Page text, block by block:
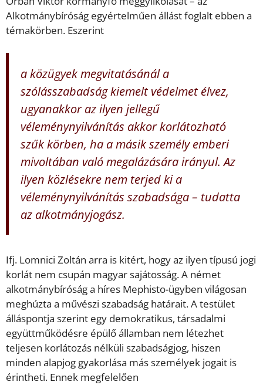
Alkotmánybíróság egyértelműen állást foglalt ebben a
témakörben. Eszerint
a közügyek megvitatásánál a
szólásszabadság kiemelt védelmet élvez,
ugyanakkor az ilyen jellegű
véleménynyilvánítás akkor korlátozható
szűk körben, ha a másik személy emberi
mivoltában való megalázására irányul. Az
ilyen közlésekre nem terjed ki a
véleménynyilvánítás szabadsága – tudatta
az alkotmányjogász.
Ifj. Lomnici Zoltán arra is kitért, hogy az ilyen típusú jogi
korlát nem csupán magyar sajátosság. A német
alkotmánybíróság a híres Mephisto-ügyben világosan
meghúzta a művészi szabadság határait. A testület
álláspontja szerint egy demokratikus, társadalmi
együttműködésre épülő államban nem létezhet
teljesen korlátozás nélküli szabadságjog, hiszen
minden alapjog gyakorlása más személyek jogait is
érintheti. Ennek megfelelően